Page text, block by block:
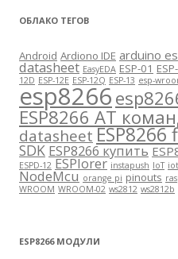
ОБЛАКО ТЕГОВ
Android Ardiono IDE arduino
datasheet EasyEDA ESP-01
12D ESP-12E ESP-12Q ESP-13 esp-
esp8266
ESP8266 AT
datasheet
SDK ESP8266 купить
ESPD-12 ESPlorer instapush IoT
NodeMcu orange pi pinouts
WROOM WROOM-02 ws2812 ws2812b
ESP8266 МОДУЛИ